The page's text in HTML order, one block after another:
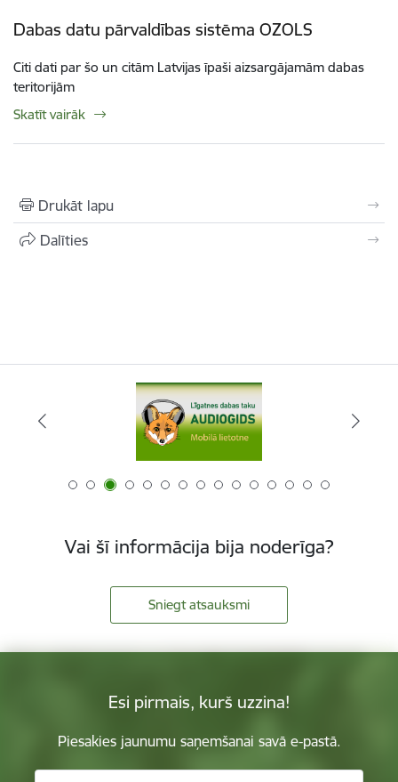
Dabas datu pārvaldības sistēma OZOLS
Citi dati par šo un citām Latvijas īpaši aizsargājamām dabas
teritorijām
Skatīt vairāk
Drukāt lapu
Dalīties
Vai šī informācija bija noderīga?
Sniegt atsauksmi
Esi pirmais, kurš uzzina!
Piesakies jaunumu saņemšanai savā e-pastā.